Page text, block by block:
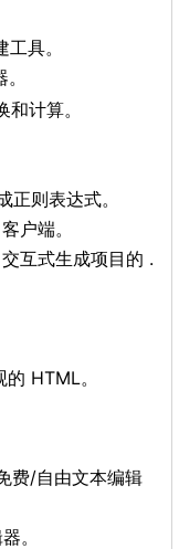
具。
计算。
则表达式。
户端。
互式生成项目的 .
HTML。
费/自由文本编辑
。